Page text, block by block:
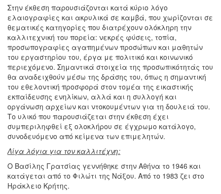
Στην έκθεση παρουσιάζονται κατά κύριο λόγο
ελαιογραφίες και ακρυλικά σε καμβά, που χωρίζονται σε
θεματικές κατηγορίες που διατρέχουν ολόκληρη την
καλλιτεχνική του πορεία: νεκρές φύσεις, τοπία,
προσωπογραφίες αγαπημένων προσώπων και μαθητών
του εργαστηρίου του, έργα με πολιτικό και κοινωνικό
περιεχόμενο. Σημαντικά στοιχεία της προσωπικότητάς του
θα αναδειχθούν μέσω της δράσης του, όπως η σημαντική
του εθελοντική προσφορά στον τομέα της εικαστικής
εκπαίδευσης ενηλίκων, αλλά και η συλλογή και
οργάνωση αρχείων και ντοκουμέντων για τη δουλειά του.
Το υλικό που παρουσιάζεται στην έκθεση έχει
συμπεριληφθεί εξ ολοκλήρου σε έγχρωμο κατάλογο,
συνοδευόμενο από κείμενα των επιμελητών.
Λίγα λόγια για τον καλλιτέχνη:
Ο Βασίλης Γρατσίας γεννήθηκε στην Αθήνα το 1946 και
κατάγεται από το Φιλώτι της Νάξου. Από το 1983 ζει στο
Ηράκλειο Κρήτης.